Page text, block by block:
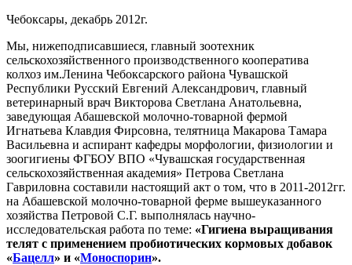
Чебоксары, декабрь 2012г.
Мы, нижеподписавшиеся, главный зоотехник
сельскохозяйственного производственного кооператива
колхоз им.Ленина Чебоксарского района Чувашской
Республики Русский Евгений Александрович, главный
ветеринарный врач Викторова Светлана Анатольевна,
заведующая Абашевской молочно-товарной фермой
Игнатьева Клавдия Фирсовна, телятница Макарова Тамара
Васильевна и аспирант кафедры морфологии, физиологии и
зоогигиены ФГБОУ ВПО «Чувашская государственная
сельскохозяйственная академия» Петрова Светлана
Гавриловна составили настоящий акт о том, что в 2011-2012гг.
на Абашевской молочно-товарной ферме вышеуказанного
хозяйства Петровой С.Г. выполнялась научно-
исследовательская работа по теме: «Гигиена выращивания
телят с применением пробиотических кормовых добавок
«Бацелл» и «Моноспорин».